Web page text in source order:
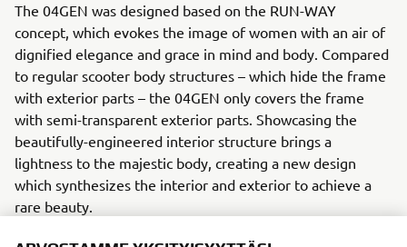
The 04GEN was designed based on the RUN-WAY
concept, which evokes the image of women with an air of
dignified elegance and grace in mind and body. Compared
to regular scooter body structures – which hide the frame
with exterior parts – the 04GEN only covers the frame
with semi-transparent exterior parts. Showcasing the
beautifully-engineered interior structure brings a
lightness to the majestic body, creating a new design
which synthesizes the interior and exterior to achieve a
rare beauty.
Yamaha Motor, which has positioned design as a central